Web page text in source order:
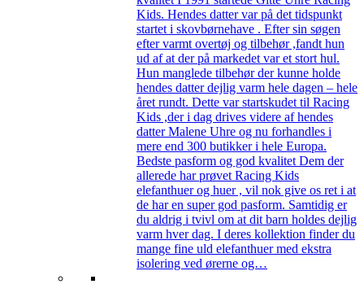
Kids. Hendes datter var på det tidspunkt
startet i skovbørnehave . Efter sin søgen
efter varmt overtøj og tilbehør ,fandt hun
ud af at der på markedet var et stort hul.
Hun manglede tilbehør der kunne holde
hendes datter dejlig varm hele dagen – hele
året rundt. Dette var startskudet til Racing
Kids ,der i dag drives videre af hendes
datter Malene Uhre og nu forhandles i
mere end 300 butikker i hele Europa.
Bedste pasform og god kvalitet Dem der
allerede har prøvet Racing Kids
elefanthuer og huer , vil nok give os ret i at
de har en super god pasform. Samtidig er
du aldrig i tvivl om at dit barn holdes dejlig
varm hver dag. I deres kollektion finder du
mange fine uld elefanthuer med ekstra
isolering ved ørerne og…